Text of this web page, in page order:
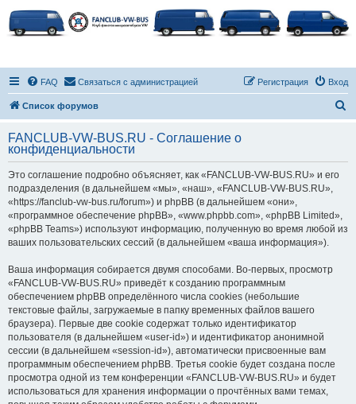
FAQ Связаться с администрацией Вход
Регистрация
Список форумов
с
FANCLUB-VW-BUS.RU - Соглашение о
конфиденциальности
Это соглашение подробно объясняет, как «FANCLUB-VW-BUS.RU» и его
подразделения (в дальнейшем «мы», «наш», «FANCLUB-VW-BUS.RU»,
«https://fanclub-vw-bus.ru/forum») и phpBB (в дальнейшем «они»,
«программное обеспечение phpBB», «www.phpbb.com», «phpBB Limited»,
«phpBB Teams») используют информацию, полученную во время любой из
ваших пользовательских сессий (в дальнейшем «ваша информация»).
Ваша информация собирается двумя способами. Во-первых, просмотр
«FANCLUB-VW-BUS.RU» приведёт к созданию программным
обеспечением phpBB определённого числа cookies (небольшие
текстовые файлы, загружаемые в папку временных файлов вашего
браузера). Первые две cookie содержат только идентификатор
пользователя (в дальнейшем «user-id») и идентификатор анонимной
сессии (в дальнейшем «session-id»), автоматически присвоенные вам
программным обеспечением phpBB. Третья cookie будет создана после
просмотра одной из тем конференции «FANCLUB-VW-BUS.RU» и будет
использоваться для хранения информации о прочтённых вами темах,